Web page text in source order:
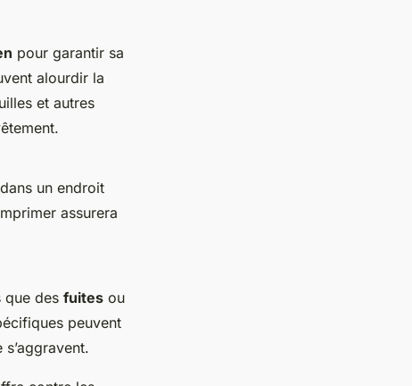
pour garantir sa
alourdir la
et autres
un endroit
assurera
que des fuites ou
peuvent